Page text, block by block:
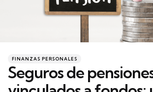
Categories
Posted
FINANZAS PERSONALES
Seguros de